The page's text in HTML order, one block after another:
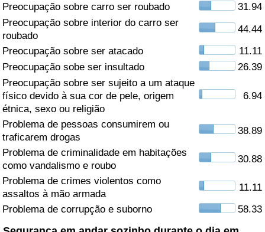
Preocupação sobre carro ser roubado
31.94
Preocupação sobre interior do carro ser
roubado
44.44
Preocupação sobre ser atacado
11.11
Preocupação sobe ser insultado
26.39
Preocupação sobre ser sujeito a um ataque
físico devido à sua cor de pele, origem
étnica, sexo ou religião
6.94
Problema de pessoas consumirem ou
traficarem drogas
38.89
Problema de criminalidade em habitações
como vandalismo e roubo
30.88
Problema de crimes violentos como
assaltos à mão armada
11.11
Problema de corrupção e suborno
58.33
Indicador de Saúde (Atual)
Indicador de Saúde
Indicador de Saúde por País
Poluição
Indicador de Poluição (Atual)
Índice de poluição
Indicador de Poluição por País
Trânsito